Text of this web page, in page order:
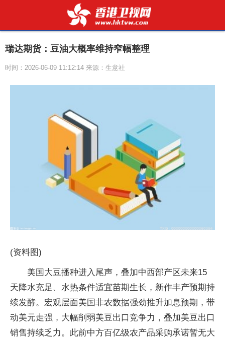
瑞达期货：豆油大概率维持窄幅整理
时间：2026-06-09 11:12:14 来源：生意社
(资料图)
美国大豆播种进入尾声，叠加中西部产区未来15
天降水充足、水热条件适宜苗期生长，新作丰产预期持
续发酵。宏观层面美国非农数据强劲推升加息预期，带
动美元走强，大幅削弱美豆出口竞争力，叠加美豆出口
销售持续乏力。此前中方百亿级农产品采购承诺暂无大